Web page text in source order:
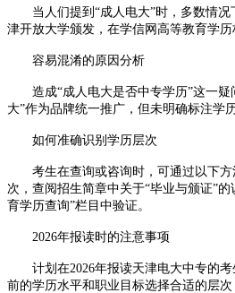
当人们提到“成人电大”时，多数情况
津开放大学颁发，在学信网高等教育学
容易混淆的原因分析
造成“成人电大是否中专学历”这一疑
大”作为品牌统一推广，但未明确标注学
如何准确识别学历层次
考生在查询或咨询时，可通过以下方
次，查阅招生简章中关于“毕业与颁证”
育学历查询”栏目中验证。
2026年报读时的注意事项
计划在2026年报读天津电大中专的考
前的学历水平和职业目标选择合适的层